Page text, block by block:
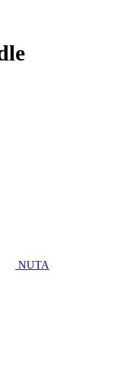
NUTA